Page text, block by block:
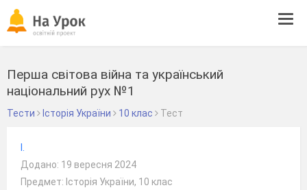
Перша світова війна та український
національний рух №1
Тести Історія України 10 клас Тест
Додано: 19 вересня 2024
Предмет: Історія України, 10 клас